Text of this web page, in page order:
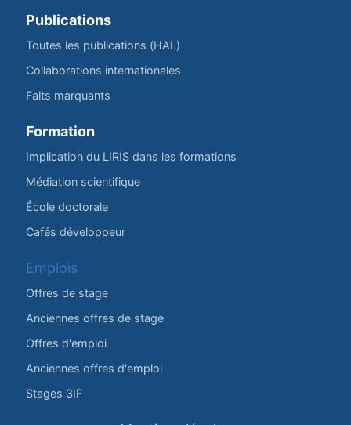
Publications
Toutes les publications (HAL)
Collaborations internationales
Faits marquants
Formation
Implication du LIRIS dans les formations
Médiation scientifique
École doctorale
Cafés développeur
Emplois
Offres de stage
Anciennes offres de stage
Offres d'emploi
Anciennes offres d'emploi
Stages 3IF